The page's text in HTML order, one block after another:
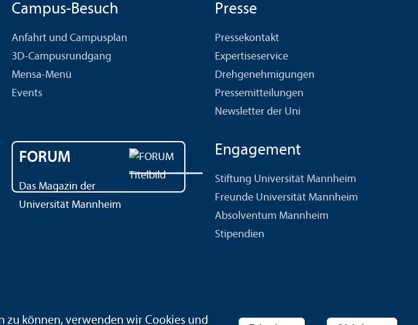
Campus-Besuch
Anfahrt und Campusplan
3D-Campusrundgang
Mensa-Menü
Events
Presse
Pressekontakt
Expertiseservice
Drehgenehmigungen
Pressemitteilungen
Newsletter der Uni
FORUM
Das Magazin der
Universität Mannheim
Engagement
Stiftung Universität Mannheim
Freunde Universität Mannheim
Absolventum Mannheim
Stipendien
zu können, verwenden wir Cookies und